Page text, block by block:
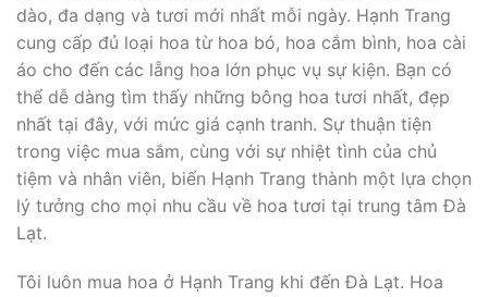
dào, đa dạng và tươi mới nhất mỗi ngày. Hạnh Trang
cung cấp đủ loại hoa từ hoa bó, hoa cắm bình, hoa cài
áo cho đến các lẵng hoa lớn phục vụ sự kiện. Bạn có
thể dễ dàng tìm thấy những bông hoa tươi nhất, đẹp
nhất tại đây, với mức giá cạnh tranh. Sự thuận tiện
trong việc mua sắm, cùng với sự nhiệt tình của chủ
tiệm và nhân viên, biến Hạnh Trang thành một lựa chọn
lý tưởng cho mọi nhu cầu về hoa tươi tại trung tâm Đà
Lạt.
Tôi luôn mua hoa ở Hạnh Trang khi đến Đà Lạt. Hoa